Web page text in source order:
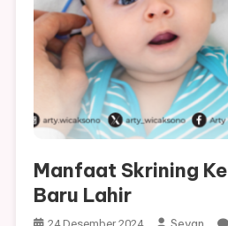
Manfaat Skrining
Baru Lahir
Sevan